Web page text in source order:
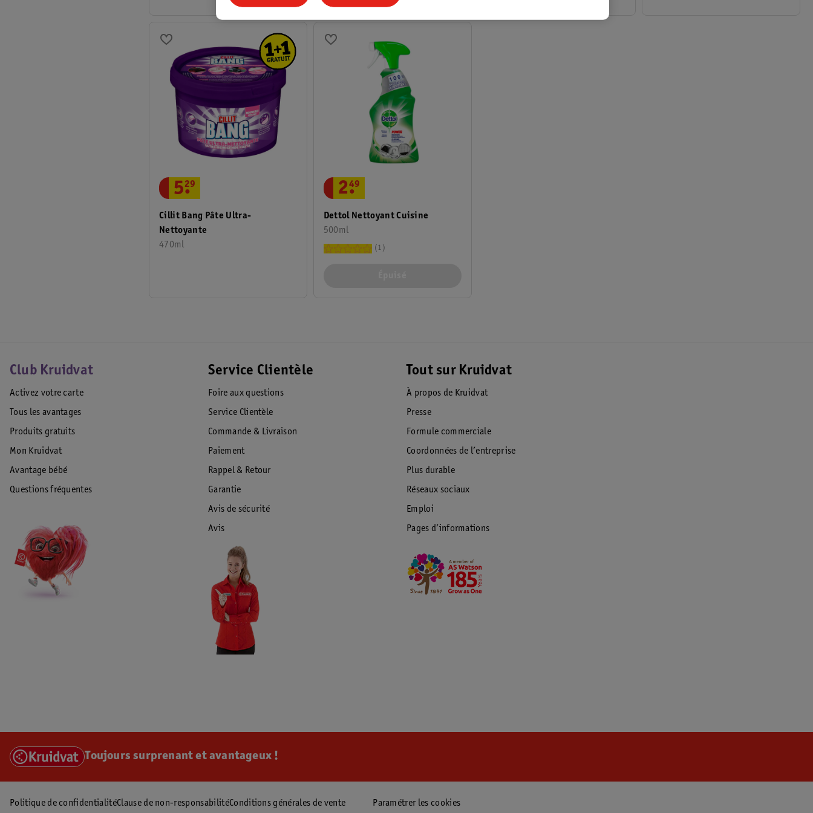
Cillit Bang Pâte Ultra-
Nettoyante
470ml
5.
29
Dettol Nettoyant Cuisine
500ml
2.
49
1
Club Kruidvat
Activez votre carte
Tous les avantages
Produits gratuits
Mon Kruidvat
Avantage bébé
Questions fréquentes
Service Clientèle
Foire aux questions
Service Clientèle
Commande & Livraison
Paiement
Rappel & Retour
Garantie
Avis de sécurité
Avis
Tout sur Kruidvat
À propos de Kruidvat
Presse
Formule commerciale
Coordonnées de l’entreprise
Plus durable
Réseaux sociaux
Emploi
Pages d’informations
Toujours surprenant et avantageux !
Politique de confidentialitéClause de non-responsabilitéConditions générales de vente Paramétrer les cookies